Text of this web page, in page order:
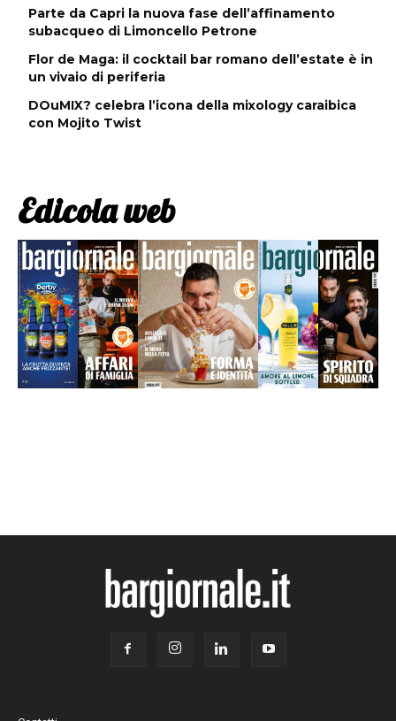
Parte da Capri la nuova fase dell’affinamento
subacqueo di Limoncello Petrone
Flor de Maga: il cocktail bar romano dell’estate è in
un vivaio di periferia
DOuMIX? celebra l’icona della mixology caraibica
con Mojito Twist
Edicola web